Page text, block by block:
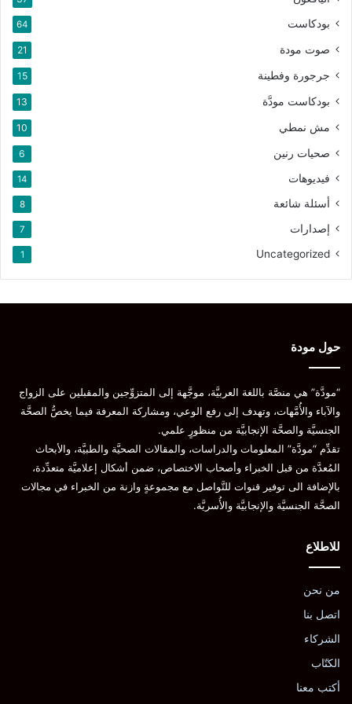
بودكاست 64
صوت مودة 21
جرجورة وفطينة 15
بودكاست مودَّة 13
مش نمطي 10
صحيات رنين 6
فيديوهات 14
أسئلة شائعة 8
إصدارات 7
Uncategorized
1
حول مودة
“مودَّة” هي منصَّة باللغة العربيَّة، موجَّهة إلى المتزوِّجين والمقبلين على الزواج
والآباء والأُمَّهات، وتهدف إلى رفع الوعي، ومشاركة المعرفة فيما يخصُّ الصحَّة
الجنسيَّة والصحَّة الإنجابيَّة من منظورٍ علمي.
تقدِّم “مودَّة” المعلومات والدراسات، والمقالات الصحيَّة والطبيَّة، والأبحاث
المُعدَّة من قبل الخبراء وأصحاب الاختصاص، ضمن أشكال إعلاميَّة متعدِّدة،
بالإضافة الى توفير قنوات للتَّواصل مع مجموعةٍ وازنة من الخبراء في مجالات
الصحَّة الجنسيَّة والإنجابيَّة والأُسريَّة.
للاطلاع
من نحن
اتصل بنا
الشركاء
الكتّاب
أكتب معنا